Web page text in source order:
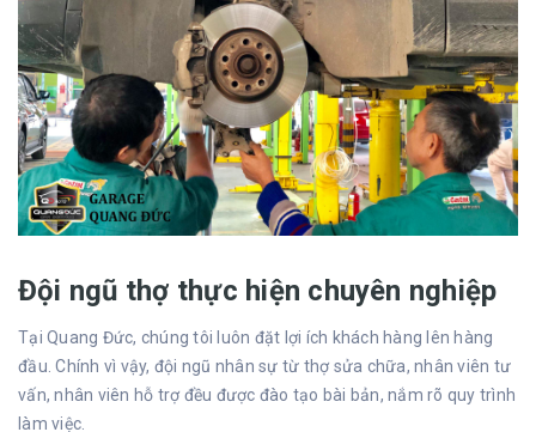
Đội ngũ thợ thực hiện chuyên nghiệp
Tại Quang Đức, chúng tôi luôn đặt lợi ích khách hàng lên hàng
đầu. Chính vì vậy, đội ngũ nhân sự từ thợ sửa chữa, nhân viên tư
vấn, nhân viên hỗ trợ đều được đào tạo bài bản, nắm rõ quy trình
làm việc.